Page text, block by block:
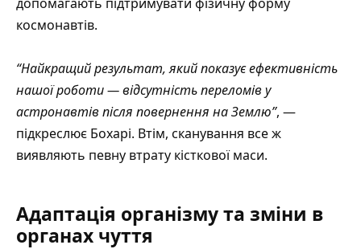
космонавтів.
“Найкращий результат, який показує ефективність
нашої роботи — відсутність переломів у
астронавтів після повернення на Землю”, —
підкреслює Бохарі. Втім, сканування все ж
виявляють певну втрату кісткової маси.
Адаптація організму та зміни в
органах чуття